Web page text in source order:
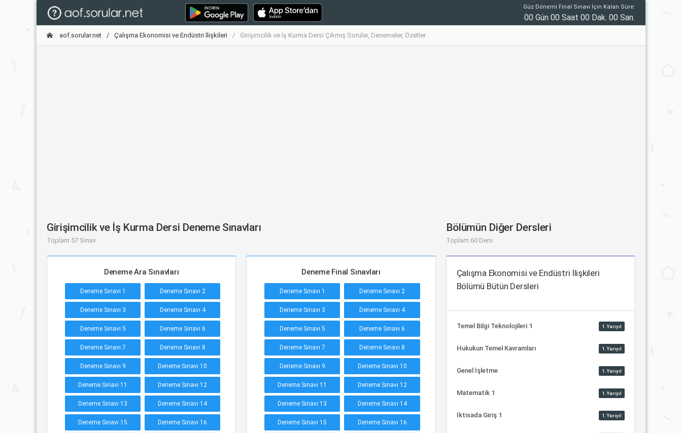
Güz Dönemi Final Sınavı İçin Kalan Süre:
00 Gün 00 Saat 00 Dak. 00 San.
aof.sorular.net Çalışma Ekonomisi ve Endüstri İlişkileri Girişimcilik ve İş Kurma Dersi Çıkmış Sorular, Denemeler, Özetler
Girişimcilik ve İş Kurma Dersi Deneme Sınavları
Toplam 57 Sınav
Deneme Ara Sınavları
Deneme Sınavı 1 Deneme Sınavı 2
Deneme Sınavı 3 Deneme Sınavı 4
Deneme Sınavı 5 Deneme Sınavı 6
Deneme Sınavı 7 Deneme Sınavı 8
Deneme Sınavı 9 Deneme Sınavı 10
Deneme Sınavı 11 Deneme Sınavı 12
Deneme Sınavı 13 Deneme Sınavı 14
Deneme Sınavı 15 Deneme Sınavı 16
Deneme Final Sınavları
Deneme Sınavı 1 Deneme Sınavı 2
Deneme Sınavı 3 Deneme Sınavı 4
Deneme Sınavı 5 Deneme Sınavı 6
Deneme Sınavı 7 Deneme Sınavı 8
Deneme Sınavı 9 Deneme Sınavı 10
Deneme Sınavı 11 Deneme Sınavı 12
Deneme Sınavı 13 Deneme Sınavı 14
Deneme Sınavı 15 Deneme Sınavı 16
Bölümün Diğer Dersleri
Toplam 60 Ders
Çalışma Ekonomisi ve Endüstri İlişkileri
Bölümü Bütün Dersleri
Temel Bilgi Teknolojileri 1 1.Yarıyıl
Hukukun Temel Kavramları 1.Yarıyıl
Genel İşletme 1.Yarıyıl
Matematik 1 1.Yarıyıl
İktisada Giriş 1 1.Yarıyıl